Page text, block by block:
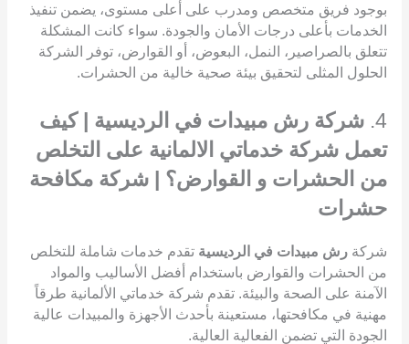
بوجود فريق متخصص ومدرب على أعلى مستوى، يضمن تنفيذ
الخدمات بأعلى درجات الأمان والجودة. سواء كانت المشكلة
تتعلق بالصراصير، النمل، البعوض، أو القوارض، توفر الشركة
الحلول المثلى لتحقيق بيئة صحية خالية من الحشرات.
4. شركة رش مبيدات في الرديسية | كيف
تعمل شركة خدماتي الالمانية على التخلص
من الحشرات و القوارض؟ | شركة مكافحة
حشرات
شركة رش مبيدات في الرديسية تقدم خدمات شاملة للتخلص
من الحشرات والقوارض باستخدام أفضل الأساليب والمواد
الآمنة على الصحة والبيئة. تقدم شركة خدماتي الألمانية طرقاً
مهنية في مكافحتها، مستعينة بأحدث الأجهزة والمبيدات عالية
الجودة التي تضمن الفعالية العالية.